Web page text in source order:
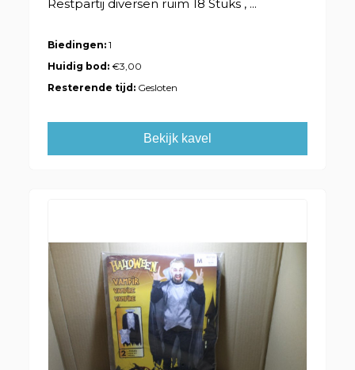
Restpartij diversen ruim 18 Stuks , ...
Biedingen: 1
Huidig bod:€3,00
Resterende tijd: Gesloten
Bekijk kavel